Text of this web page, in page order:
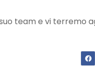
team e vi terremo